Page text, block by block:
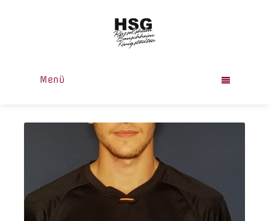
Menü